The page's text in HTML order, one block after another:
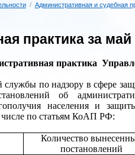
/ Административная и судебная
практика за май
практика
по надзору в сфере
об
населения и
по статьям КоАП РФ:
Количество
постановлений